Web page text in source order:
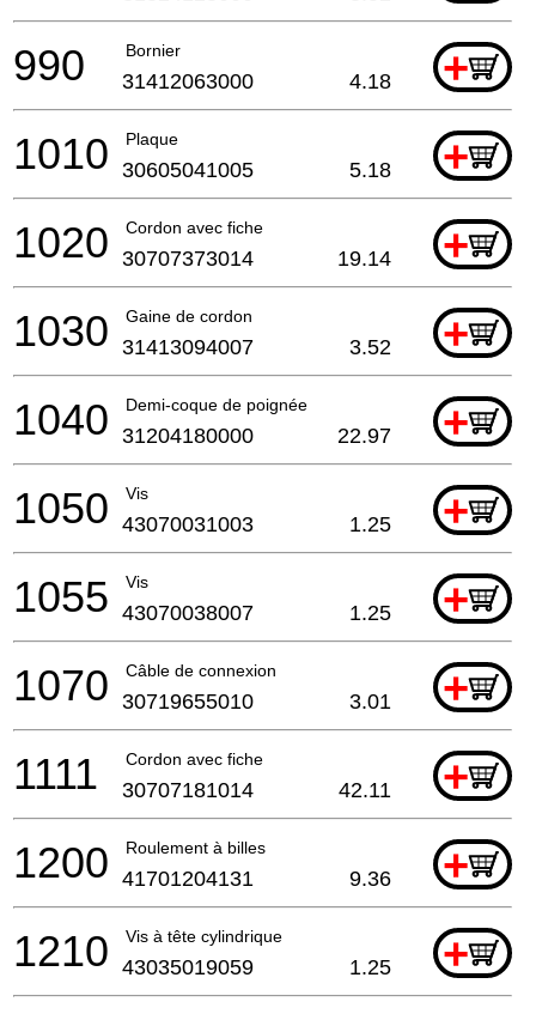
Bornier +
990 31412063000 4.18
Plaque +
1010 30605041005 5.18
Cordon avec fiche +
1020 30707373014 19.14
Gaine de cordon +
1030 31413094007 3.52
Demi-coque de poignée +
1040 31204180000 22.97
Vis +
1050 43070031003 1.25
Vis +
1055 43070038007 1.25
Câble de connexion +
1070 30719655010 3.01
Cordon avec fiche +
1111 30707181014 42.11
Roulement à billes +
1200 41701204131 9.36
Vis à tête cylindrique +
1210 43035019059 1.25